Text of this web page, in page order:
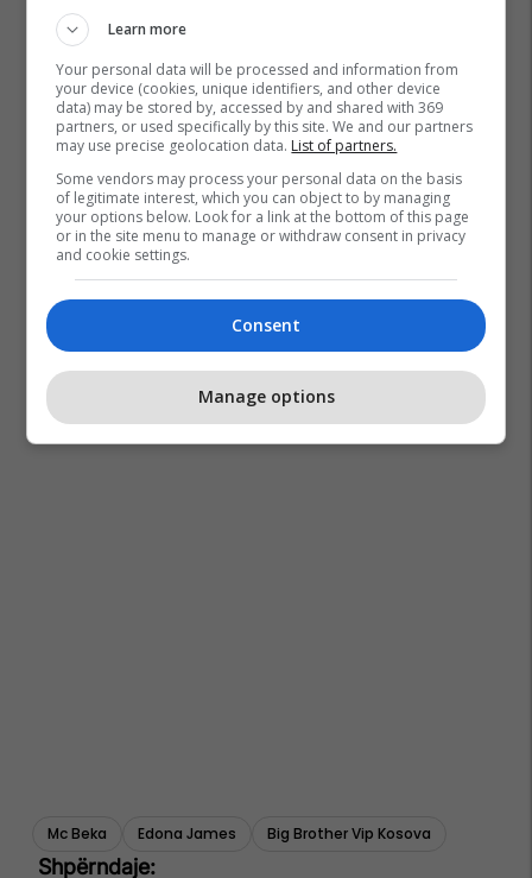
Mc Beka Edona James Big Brother Vip Kosova
Learn more
Your personal data will be processed and information from
your device (cookies, unique identifiers, and other device
data) may be stored by, accessed by and shared with 369
partners, or used specifically by this site. We and our partners
may use precise geolocation data. List of partners.
Some vendors may process your personal data on the basis
of legitimate interest, which you can object to by managing
your options below. Look for a link at the bottom of this page
or in the site menu to manage or withdraw consent in privacy
and cookie settings.
Consent
Manage options